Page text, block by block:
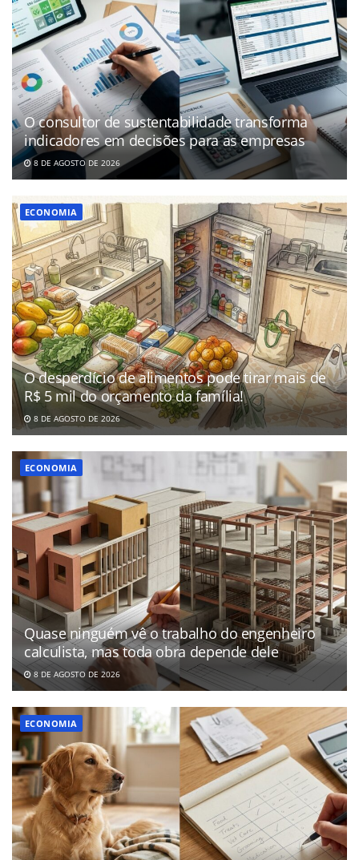
O consultor de sustentabilidade transforma
indicadores em decisões para as empresas
8 DE AGOSTO DE 2026
ECONOMIA
O desperdício de alimentos pode tirar mais de
R$ 5 mil do orçamento da família!
8 DE AGOSTO DE 2026
ECONOMIA
Quase ninguém vê o trabalho do engenheiro
calculista, mas toda obra depende dele
8 DE AGOSTO DE 2026
ECONOMIA